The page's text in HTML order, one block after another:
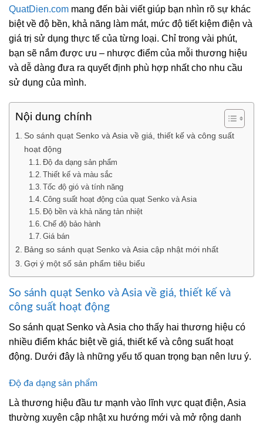
QuatDien.com mang đến bài viết giúp bạn nhìn rõ sự khác
biệt về độ bền, khả năng làm mát, mức độ tiết kiệm điện và
giá trị sử dụng thực tế của từng loại. Chỉ trong vài phút,
bạn sẽ nắm được ưu – nhược điểm của mỗi thương hiệu
và dễ dàng đưa ra quyết định phù hợp nhất cho nhu cầu
sử dụng của mình.
Nội dung chính
So sánh quạt Senko và Asia về giá, thiết kế và công suất
hoạt động
Độ đa dạng sản phẩm
Thiết kế và màu sắc
Tốc độ gió và tính năng
Công suất hoạt động của quạt Senko và Asia
Độ bền và khả năng tản nhiệt
Chế độ bảo hành
Giá bán
Bảng so sánh quạt Senko và Asia cập nhật mới nhất
Gợi ý một số sản phẩm tiêu biểu
So sánh quạt Senko và Asia về giá, thiết kế và
công suất hoạt động
So sánh quạt Senko và Asia cho thấy hai thương hiệu có
nhiều điểm khác biệt về giá, thiết kế và công suất hoạt
động. Dưới đây là những yếu tố quan trọng bạn nên lưu ý.
Độ đa dạng sản phẩm
Là thương hiệu đầu tư mạnh vào lĩnh vực quạt điện, Asia
thường xuyên cập nhật xu hướng mới và mở rộng danh